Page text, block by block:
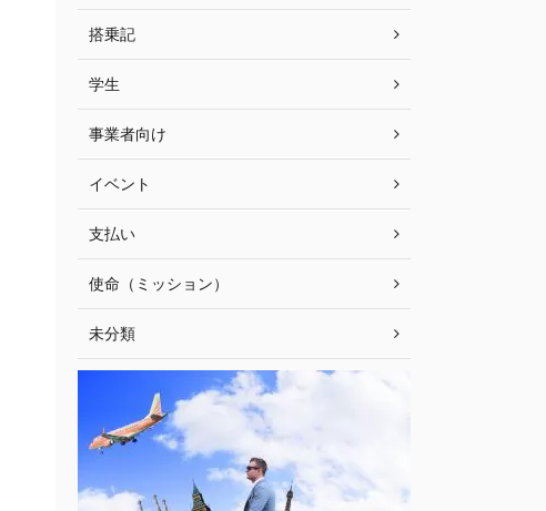
搭乗記
学生
事業者向け
イベント
支払い
使命（ミッション）
未分類